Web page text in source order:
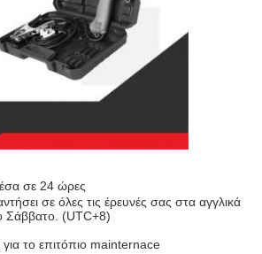
σε 24 ώρες
σε όλες τις έρευνές σας στα αγγλικά
Σάββατο. (UTC+8)
το επιτόπιο mainternace